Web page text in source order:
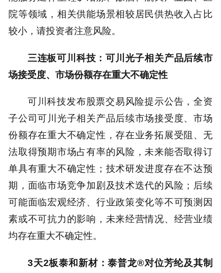
院等领域，相关供能场景相较居民供热收入占比
较小，请投资者注意风险。
三连板可川科技：可川光子相关产品后续市
场接受度、市场份额存在重大不确定性
可川科技发布股票交易风险提示公告，全资
子公司可川光子相关产品后续市场接受度、市场
份额存在重大不确定性，存在业务拓展受阻、无
法取得预期市场占有率的风险，未来能否取得订
单具有重大不确定性；技术研发进度存在不达预
期，面临市场竞争加剧及技术迭代的风险；后续
可能面临宏观经济、行业政策变化等不可预测因
素或不可抗力的影响，未来经营情况、经营业绩
均存在重大不确定性。
3天2板泰和新材：泰普龙®对位芳纶及其制